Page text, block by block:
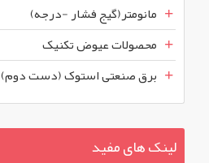
مانومتر(گیج فشار -درجه)
محصولات عیوض تکنیک
برق صنعتی استوک (دست دوم)
لینک های مفید